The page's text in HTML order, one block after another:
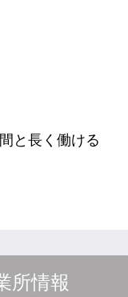
と長く働ける
所情報